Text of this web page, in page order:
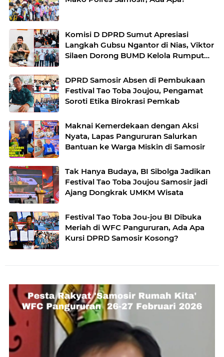
Komisi D DPRD Sumut Apresiasi
Langkah Gubsu Ngantor di Nias, Viktor
Silaen Dorong BUMD Kelola Rumput
DPRD Samosir Absen di Pembukaan
Festival Tao Toba Joujou, Pengamat
Soroti Etika Birokrasi Pemkab
Maknai Kemerdekaan dengan Aksi
Nyata, Lapas Pangururan Salurkan
Bantuan ke Warga Miskin di Samosir
Tak Hanya Budaya, BI Sibolga Jadikan
Festival Tao Toba Joujou Samosir jadi
Ajang Dongkrak UMKM Wisata
Festival Tao Toba Jou-jou BI Dibuka
Meriah di WFC Pangururan, Ada Apa
Kursi DPRD Samosir Kosong?